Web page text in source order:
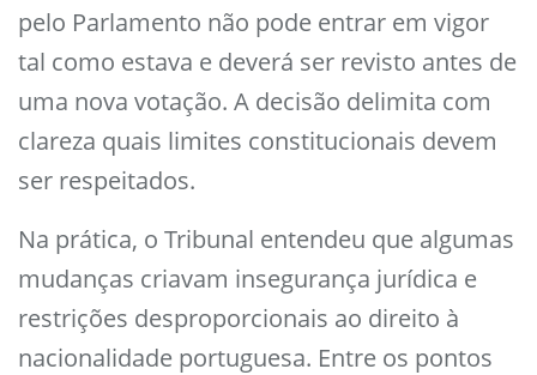
pelo Parlamento não pode entrar em vigor
tal como estava e deverá ser revisto antes de
uma nova votação. A decisão delimita com
clareza quais limites constitucionais devem
ser respeitados.
Na prática, o Tribunal entendeu que algumas
mudanças criavam insegurança jurídica e
restrições desproporcionais ao direito à
nacionalidade portuguesa. Entre os pontos